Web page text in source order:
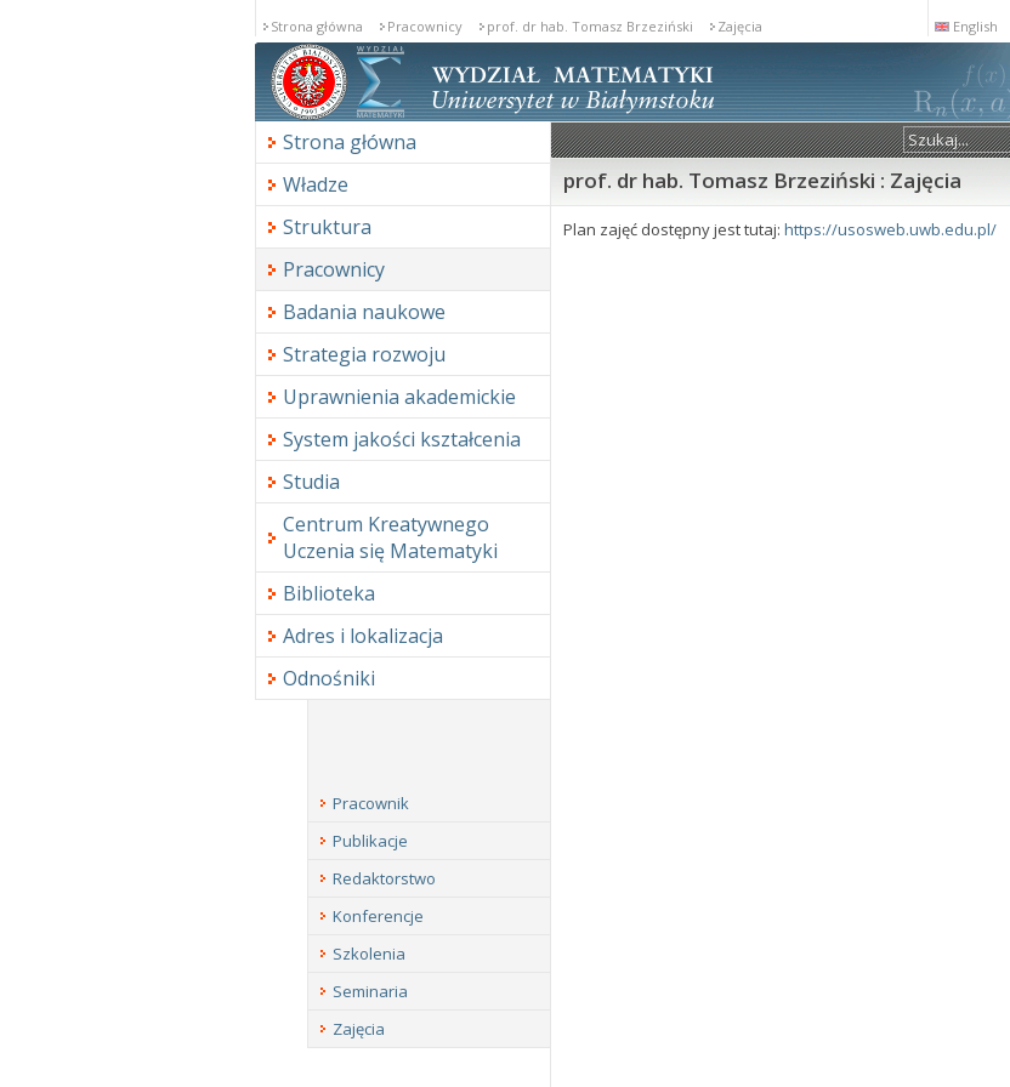
Strona główna Pracownicy prof. dr hab. Tomasz Brzeziński Zajęcia English
Strona główna
Władze
Struktura
Pracownicy
Badania naukowe
Strategia rozwoju
Uprawnienia akademickie
System jakości kształcenia
Studia
Centrum Kreatywnego
Uczenia się Matematyki
Biblioteka
Adres i lokalizacja
Odnośniki
prof. dr hab. Tomasz Brzeziński : Zajęcia
Plan zajęć dostępny jest tutaj: https://usosweb.uwb.edu.pl/
Pracownik
Publikacje
Redaktorstwo
Konferencje
Szkolenia
Seminaria
Zajęcia